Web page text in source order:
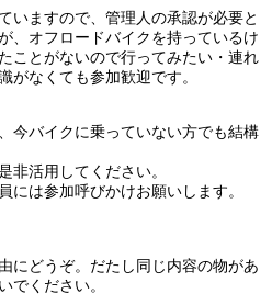
ますので、管理人の承認が必要と
、オフロードバイクを持っているけ
ことがないので行ってみたい・連れ
がなくても参加歓迎です。
バイクに乗っていない方でも結構
非活用してください。
には参加呼びかけお願いします。
にどうぞ。だたし同じ内容の物があ
でください。